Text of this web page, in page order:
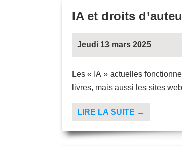
IA et droits
Jeudi 13 mars 2025
Les « IA » actuelles
livres, mais aussi les sites
LIRE LA SUITE →